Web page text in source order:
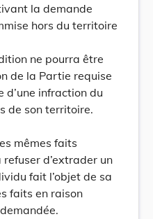
la demande
hors du territoire
ne pourra être
de la Partie requise
d’une infraction du
de son territoire.
mêmes faits
d’extrader un
fait l’objet de sa
faits en raison